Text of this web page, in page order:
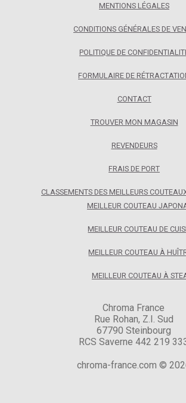
MENTIONS LÉGALES
CONDITIONS GÉNÉRALES DE
POLITIQUE DE
FORMULAIRE DE
CONTACT
TROUVER MON MAGASIN
REVENDEURS
FRAIS DE PORT
CLASSEMENTS DES MEILLEURS
MEILLEUR COUTEAU
MEILLEUR COUTEAU DE
MEILLEUR COUTEAU À
MEILLEUR COUTEAU À
Chroma France
Rue Rohan, Z.I. Sud
67790 Steinbourg
RCS Saverne 442 219
chroma-france.com ©